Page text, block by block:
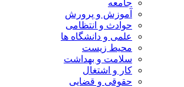
جامعه
آموزش و پرورش
حوادث و انتظامی
علمی و دانشگاه ها
محیط زیست
سلامت و بهداشت
کار و اشتغال
حقوقی و قضایی